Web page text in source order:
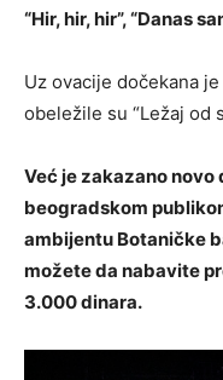
“Hir, hir, hir”, “Danas
Uz ovacije dočekana
obeležile su “Ležaj od
Već je zakazano novo
beogradskom
ambijentu Botaničke
možete da nabavite
3.000 dinara.